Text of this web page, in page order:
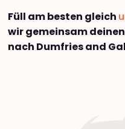
Füll am besten gleich
wir gemeinsam
nach Dumfries and